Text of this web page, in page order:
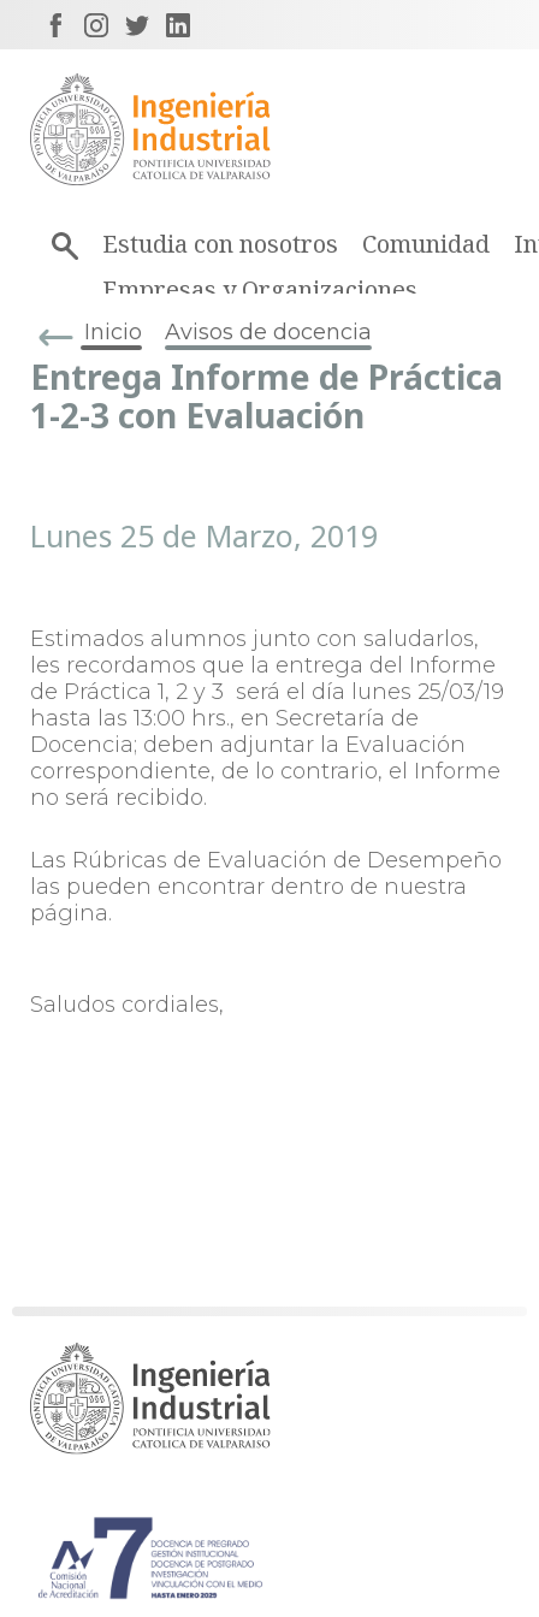
Estudia con nosotros Comunidad
Empresas y Organizaciones
Inicio Avisos de docencia
Entrega Informe de Práctica
1-2-3 con Evaluación
Lunes 25 de Marzo, 2019
Estimados alumnos junto con saludarlos,
les recordamos que la entrega del Informe
de Práctica 1, 2 y 3 será el día lunes 25/03/19
hasta las 13:00 hrs., en Secretaría de
Docencia; deben adjuntar la Evaluación
correspondiente, de lo contrario, el Informe
no será recibido.
Las Rúbricas de Evaluación de Desempeño
las pueden encontrar dentro de nuestra
página.
Saludos cordiales,